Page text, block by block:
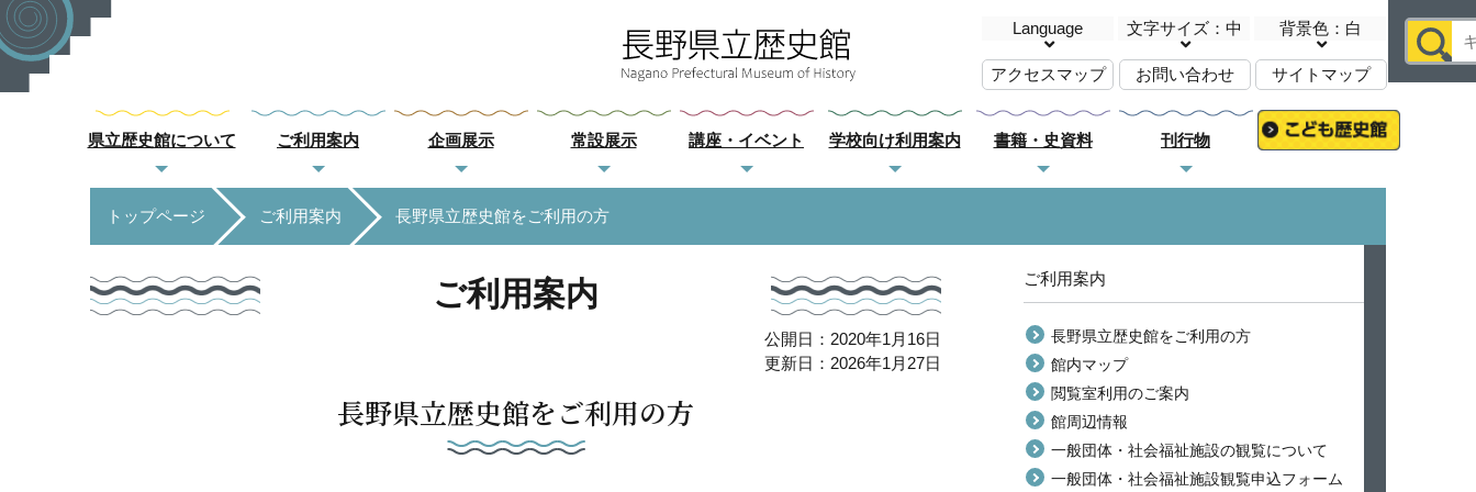
Language 文字サイズ：中 背景色：白
アクセスマップ お問い合わせ サイトマップ
県立歴史館について ご利用案内 企画展示 常設展示 講座・イベント 学校向け利用案内 書籍・史資料 刊行物
トップページ ご利用案内 長野県立歴史館をご利用の方
ご利用案内
公開日：2020年1月16日
更新日：2026年1月27日
長野県立歴史館をご利用の方
ご利用案内
長野県立歴史館をご利用の方
館内マップ
閲覧室利用のご案内
館周辺情報
一般団体・社会福祉施設の観覧について
一般団体・社会福祉施設観覧申込フォーム